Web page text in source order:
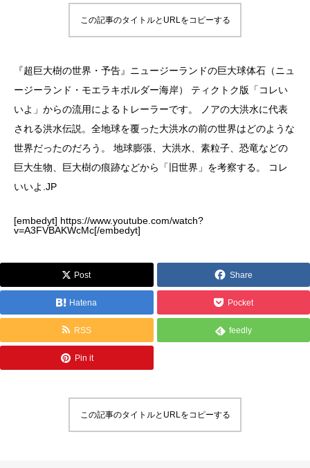
この記事のタイトルとURLをコピーする
『超巨大樹の世界・予告』ニュージーランドの巨大球体石（ニュ
ージーランド・モエラキボルダー海岸） ティクトク版「コレい
いよ」からの流用によるトレーラーです。 ノアの大洪水に代表
される洪水伝説。全地球を覆った大洪水の前の世界はどのような
世界だったのだろう。 地球膨張、大洪水、素粒子、恐竜などの
巨大生物、巨大樹の痕跡などから「旧世界」を考察する。 コレ
いいよ.JP
[embedyt] https://www.youtube.com/watch?
v=A3FVBAKWcMc[/embedyt]
Post Share
Hatena Pocket
RSS feedly
Pin it
この記事のタイトルとURLをコピーする